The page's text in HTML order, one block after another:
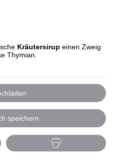
Kräutersirup einen Zweig
Thymian.
speichern